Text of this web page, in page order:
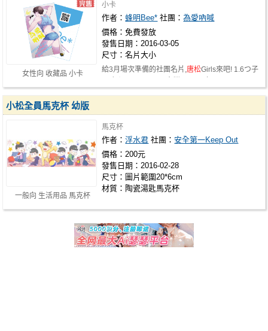
女性向 收藏品 小卡
小卡
作者： 蜂明Bee* 社團：為愛吶喊
價格：免費發放
發售日期：2016-03-05
尺寸：名片大小
給3月場次準備的社團名片,唐松Girls來吧! 1.6つ子
一般向 生活用品 馬克杯
小松全員馬克杯 幼版
馬克杯
作者：浮水君 社團：安全第一Keep Out
價格：200元
發售日期：2016-02-28
尺寸：圖片範圍20*6cm
材質：陶瓷湯匙馬克杯